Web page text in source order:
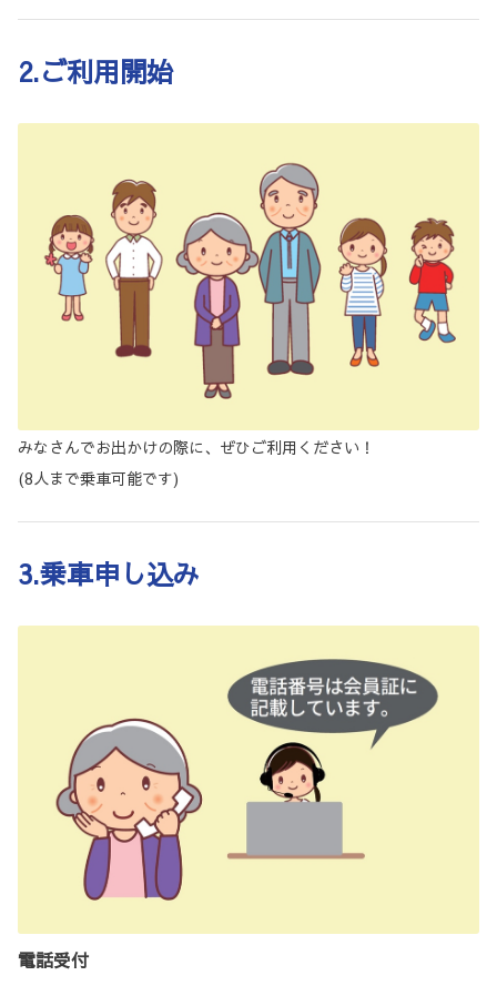
2.ご利用開始
みなさんでお出かけの際に、ぜひご利用ください！
(8人まで乗車可能です)
3.乗車申し込み
電話受付